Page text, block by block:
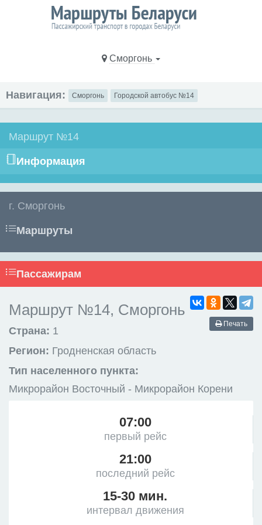
Сморгонь
Навигация: Сморгонь Городской автобус №14
Маршрут №14
Информация
г. Сморгонь
Маршруты
Пассажирам
Печать
Маршрут №14, Сморгонь
Страна: 1
Регион: Гродненская область
Тип населенного пункта:
Микрорайон Восточный - Микрорайон Корени
07:00
первый рейс
21:00
последний рейс
15-30 мин.
интервал движения